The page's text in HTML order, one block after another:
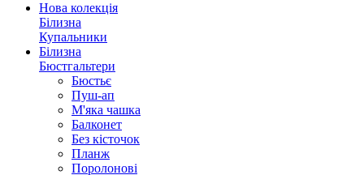
Нова колекція
Білизна
Купальники
Білизна
Бюстгальтери
Бюстьє
Пуш-ап
М'яка чашка
Балконет
Без кісточок
Планж
Поролонові